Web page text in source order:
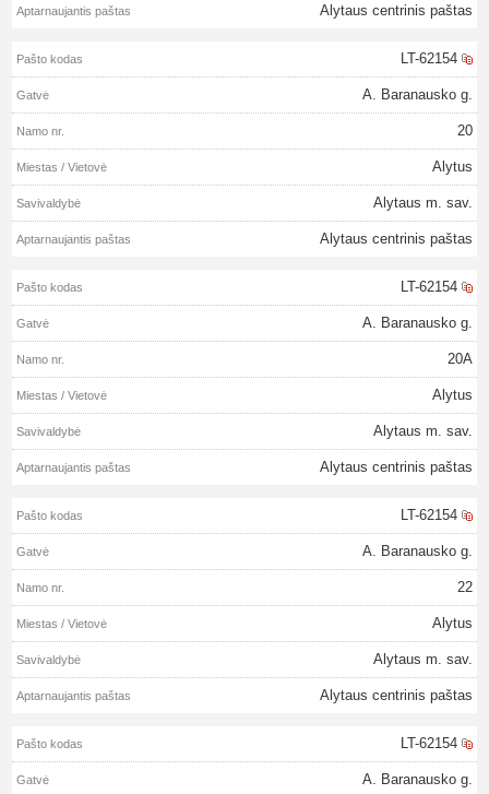
Alytaus centrinis paštas
LT-62154
A. Baranausko g.
20
Alytus
Alytaus m. sav.
Alytaus centrinis paštas
LT-62154
A. Baranausko g.
20A
Alytus
Alytaus m. sav.
Alytaus centrinis paštas
LT-62154
A. Baranausko g.
22
Alytus
Alytaus m. sav.
Alytaus centrinis paštas
LT-62154
A. Baranausko g.